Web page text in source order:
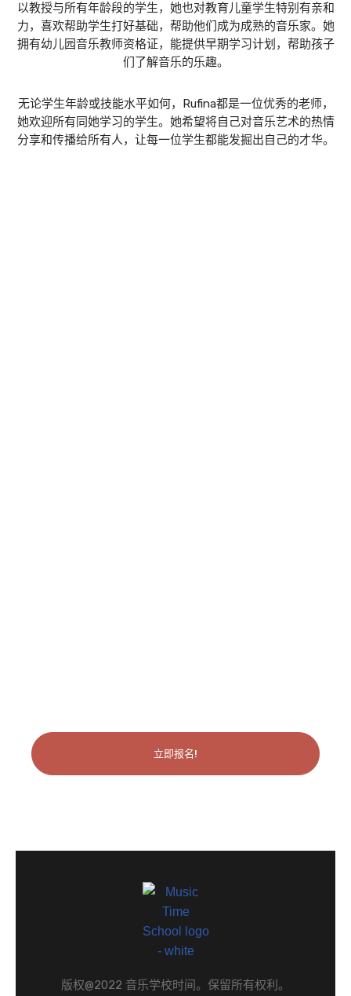
以教授与所有年龄段的学生，她也对教育儿童学生特别有亲和
力，喜欢帮助学生打好基础，帮助他们成为成熟的音乐家。她
拥有幼儿园音乐教师资格证，能提供早期学习计划，帮助孩子
们了解音乐的乐趣。
无论学生年龄或技能水平如何，Rufina都是一位优秀的老师，
她欢迎所有同她学习的学生。她希望将自己对音乐艺术的热情
分享和传播给所有人，让每一位学生都能发掘出自己的才华。
立即报名!
版权@2022 音乐学校时间。保留所有权利。